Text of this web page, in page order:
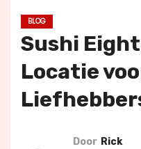
BLOG
Sushi
Locatie
Door Rick